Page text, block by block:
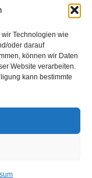
Technologien wie
oder darauf
können wir Daten
Website verarbeiten.
kann bestimmte